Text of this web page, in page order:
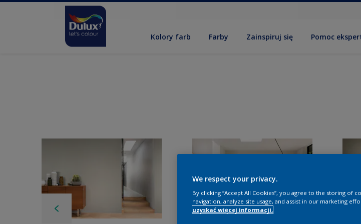
Kolory farb Farby Zainspiruj się Pomoc
We respect your privacy.
By clicking “Accept All Cookies”, you agree to the storing of
navigation, analyze site usage, and assist in our marketing
uzyskać więcej informacji.